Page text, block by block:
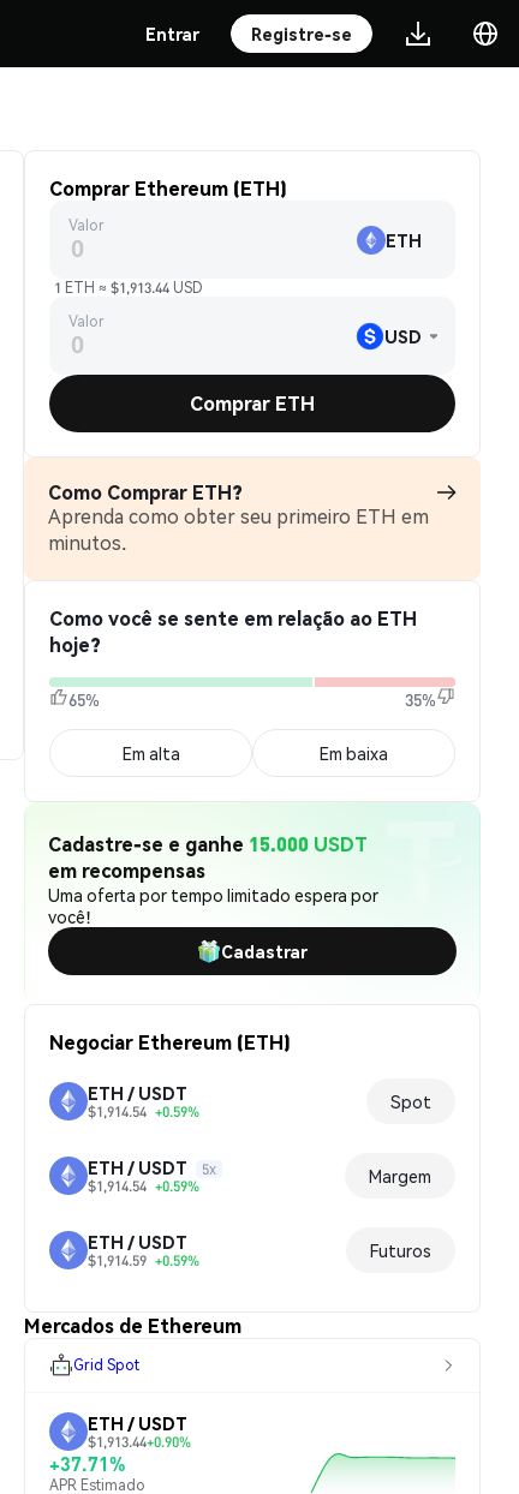
Entrar Registre-se
Comprar Ethereum (ETH)
Valor
ETH
1 ETH ≈ $1,913.44 USD
Valor
USD
Comprar ETH
Como Comprar ETH?
Aprenda como obter seu primeiro ETH em
minutos.
Como você se sente em relação ao ETH
hoje?
65% 35%
Em alta Em baixa
Cadastre-se e ganhe 15.000 USDT
em recompensas
Uma oferta por tempo limitado espera por
você!
Cadastrar
Negociar Ethereum (ETH)
ETH / USDT
$1,914.54 +0.59% Spot
ETH / USDT
5x
$1,914.54 +0.59% Margem
ETH / USDT
$1,914.59 +0.59% Futuros
Mercados de Ethereum
Grid Spot
ETH / USDT
$1,913.44+0.90%
+37.71%
APR Estimado